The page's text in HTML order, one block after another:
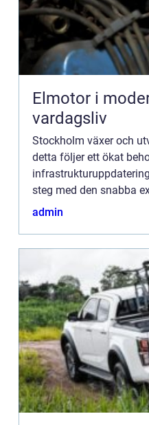
Elmotor i
vardagsliv
Stockholm växer och
detta följer ett ökat
steg med den snabba
spelar en avgörande
admin